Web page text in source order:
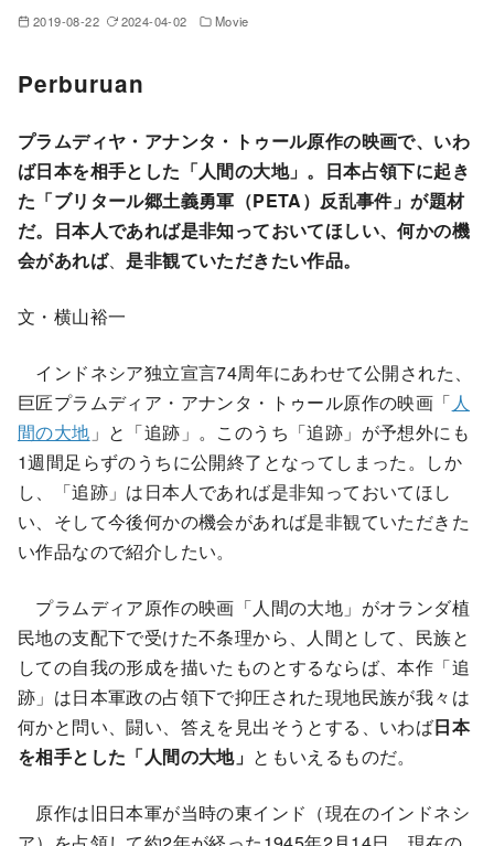
2019-08-22 2024-04-02 Movie
Perburuan
プラムディヤ・アナンタ・トゥール原作の映画で、いわ
ば日本を相手とした「人間の大地」。日本占領下に起き
た「ブリタール郷土義勇軍（PETA）反乱事件」が題材
だ。日本人であれば是非知っておいてほしい、何かの機
会があれば、是非観ていただきたい作品。
文・横山裕一
インドネシア独立宣言74周年にあわせて公開された、
巨匠プラムディア・アナンタ・トゥール原作の映画「人
間の大地 」と「追跡」。このうち「追跡」が予想外にも
1週間足らずのうちに公開終了となってしまった。しか
し、「追跡」は日本人であれば是非知っておいてほし
い、そして今後何かの機会があれば是非観ていただきた
い作品なので紹介したい。
プラムディア原作の映画「人間の大地」がオランダ植
民地の支配下で受けた不条理から、人間として、民族と
しての自我の形成を描いたものとするならば、本作「追
跡」は日本軍政の占領下で抑圧された現地民族が我々は
何かと問い、闘い、答えを見出そうとする、いわば日本
を相手とした「人間の大地」 ともいえるものだ。
原作は旧日本軍が当時の東インド（現在のインドネシ